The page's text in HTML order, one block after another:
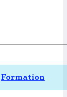
Formation